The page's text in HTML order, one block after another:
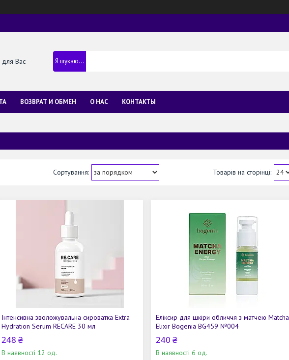
для Вас
ВОЗВРАТ И ОБМЕН О НАС КОНТАКТЫ
Інтенсивна зволожувальна сироватка Extra
Hydration Serum RECARE 30 мл
248 ₴
В наявності 12 од.
Еліксир для шкіри обличчя з матчею Matcha
Elixir Bogenia BG459 №004
240 ₴
В наявності 6 од.